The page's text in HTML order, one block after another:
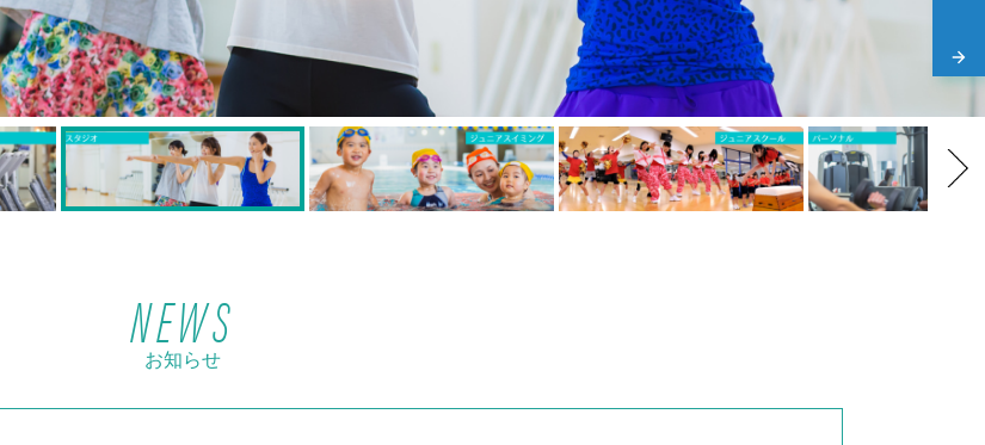
NEWS
お知らせ